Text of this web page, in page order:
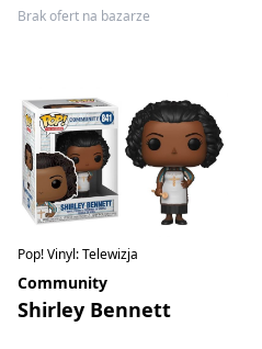
Brak ofert na bazarze
Pop! Vinyl: Telewizja
Community
Shirley Bennett